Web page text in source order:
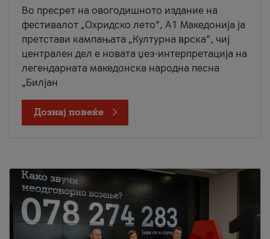
Во пресрет на овогодишното издание на
фестивалот „Охридско лето“, А1 Македонија ја
претстави кампањата „Културна врска“, чиј
централен дел е новата џез-интерпретација на
легендарната македонска народна песна
„Билјан
Дознај повеќе